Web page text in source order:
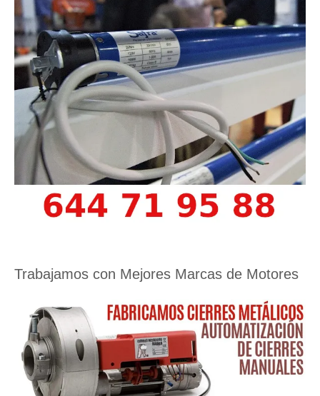
Trabajamos con Mejores Marcas de Motores